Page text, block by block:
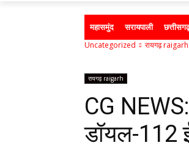
महासमुंद सरायपाली
Uncategorized रायगढ़ raigarh
रायगढ़ raigarh
CG
डॉयल-112